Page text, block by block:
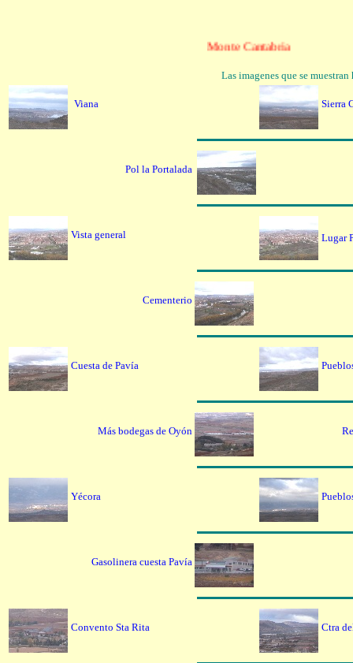
Monte Cantabria
Las imagenes que se
Viana
Pol la Portalada
Vista general Lugar
Cementerio
Cuesta de Pavía
Más bodegas de Oyón
Yécora
Gasolinera cuesta Pavía
Convento Sta Rita Ctra